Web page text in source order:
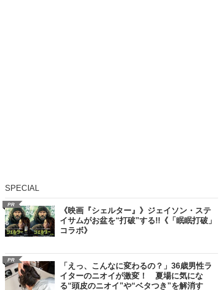
SPECIAL
PR
《映画『シェルター』》ジェイソン・ステ
イサムがお盆を“打破”する!!《「眠眠打破」
コラボ》
PR
「えっ、こんなに変わるの？」36歳男性ラ
イターのニオイが激変！ 夏場に気にな
る“頭皮のニオイ”や“ベタつき”を解消す